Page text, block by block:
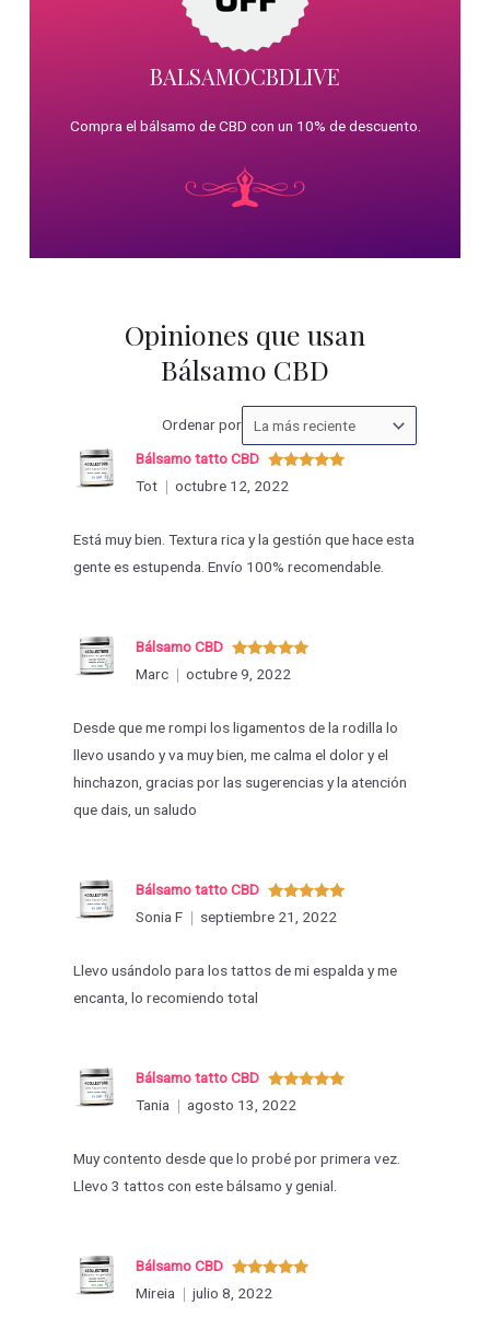
BALSAMOCBDLIVE
Compra el bálsamo de CBD con un 10% de descuento.
Opiniones que usan
Bálsamo CBD
Ordenar porOrdenar
las
Valorado
con
Bálsamo tatto CBD
Tot
octubre 12, 2022
Está muy bien. Textura rica y la gestión que hace esta
gente es estupenda. Envío 100% recomendable.
Valorado
con5de 5
Bálsamo CBD
Marc
octubre 9, 2022
Desde que me rompi los ligamentos de la rodilla lo
llevo usando y va muy bien, me calma el dolor y el
hinchazon, gracias por las sugerencias y la atención
que dais, un saludo
Valorado
con 5de 5
Bálsamo tatto CBD
Sonia F
septiembre 21, 2022
Llevo usándolo para los tattos de mi espalda y me
encanta, lo recomiendo total
Valorado
con
Bálsamo tatto CBD
Tania
agosto 13, 2022
Muy contento desde que lo probé por primera vez.
Llevo 3 tattos con este bálsamo y genial.
Valorado
con5de 5
Bálsamo CBD
Mireia
julio 8, 2022